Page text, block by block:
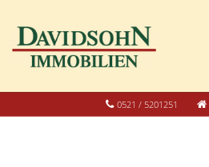
0521 / 5201251